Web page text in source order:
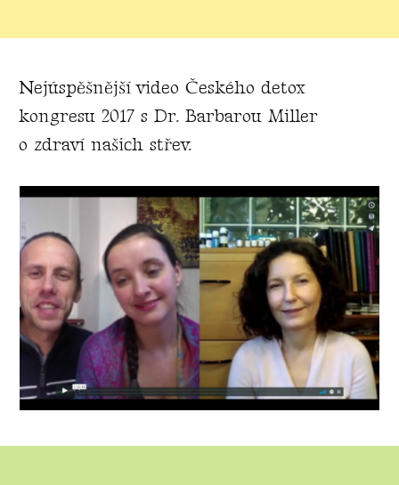
Nejúspěšnější video Českého detox
kongresu 2017 s Dr. Barbarou Miller
o zdraví našich střev.